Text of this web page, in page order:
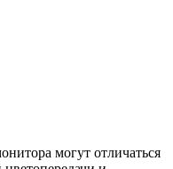
могут отличаться